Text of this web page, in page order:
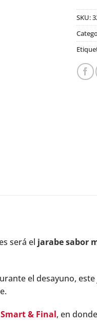
SKU:
será el jarabe sabor
el desayuno,
Smart & Final, en